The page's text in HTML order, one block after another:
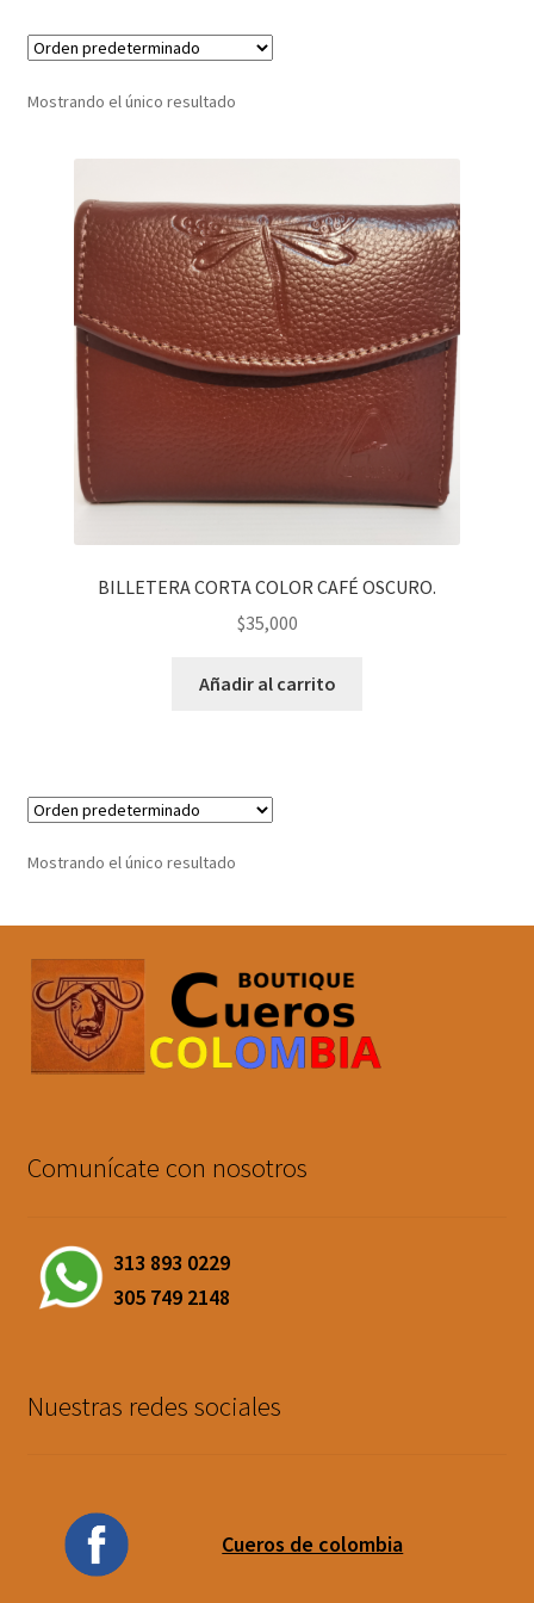
Infantil
Mostrando el único resultado
BILLETERA CORTA COLOR CAFÉ OSCURO.
$35,000
Añadir al carrito
Mostrando el único resultado
Comunícate con nosotros
313 893 0229
305 749 2148
Nuestras redes sociales
Cueros de colombia